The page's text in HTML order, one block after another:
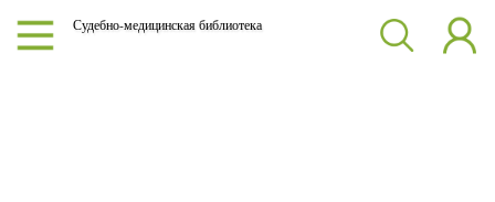
Судебно-медицинская библиотека